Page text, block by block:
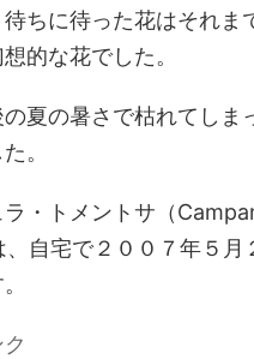
ちに待った花はそれま
的な花でした。
夏の暑さで枯れてしま
。
・トメントサ（
自宅で２００７年５月